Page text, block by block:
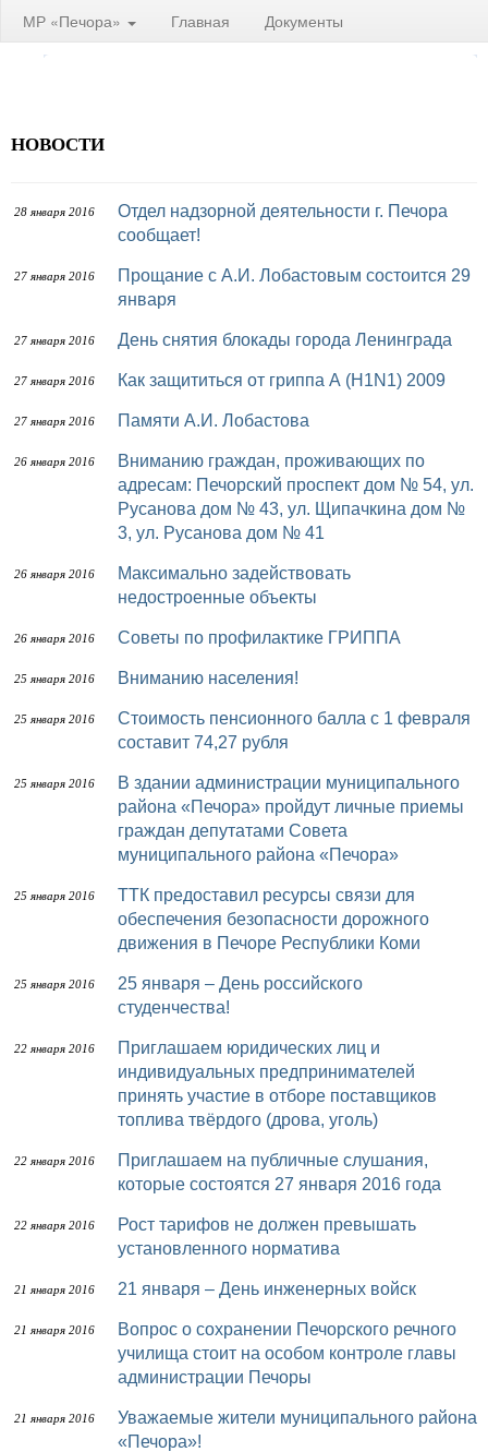
МР «Печора» Главная Документы
НОВОСТИ
28 января 2016
Отдел надзорной деятельности г. Печора
сообщает!
27 января 2016
Прощание с А.И. Лобастовым состоится 29
января
27 января 2016 День снятия блокады города Ленинграда
27 января 2016 Как защититься от гриппа А (H1N1) 2009
27 января 2016 Памяти А.И. Лобастова
26 января 2016
Вниманию граждан, проживающих по
адресам: Печорский проспект дом № 54, ул.
Русанова дом № 43, ул. Щипачкина дом №
3, ул. Русанова дом № 41
26 января 2016
Максимально задействовать
недостроенные объекты
26 января 2016 Советы по профилактике ГРИППА
25 января 2016 Вниманию населения!
25 января 2016
Стоимость пенсионного балла с 1 февраля
составит 74,27 рубля
25 января 2016
В здании администрации муниципального
района «Печора» пройдут личные приемы
граждан депутатами Совета
муниципального района «Печора»
25 января 2016
ТТК предоставил ресурсы связи для
обеспечения безопасности дорожного
движения в Печоре Республики Коми
25 января 2016
25 января – День российского
студенчества!
22 января 2016
Приглашаем юридических лиц и
индивидуальных предпринимателей
принять участие в отборе поставщиков
топлива твёрдого (дрова, уголь)
22 января 2016
Приглашаем на публичные слушания,
которые состоятся 27 января 2016 года
22 января 2016
Рост тарифов не должен превышать
установленного норматива
21 января 2016 21 января – День инженерных войск
21 января 2016
Вопрос о сохранении Печорского речного
училища стоит на особом контроле главы
администрации Печоры
21 января 2016
Уважаемые жители муниципального района
«Печора»!